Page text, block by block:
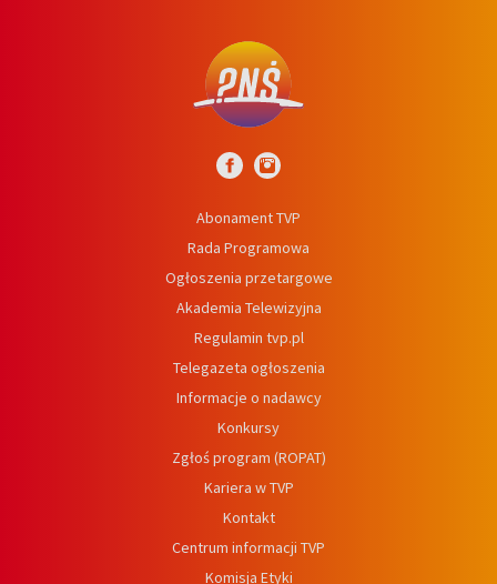
Abonament TVP
Rada Programowa
Ogłoszenia przetargowe
Akademia Telewizyjna
Regulamin tvp.pl
Telegazeta ogłoszenia
Informacje o nadawcy
Konkursy
Zgłoś program (ROPAT)
Kariera w TVP
Kontakt
Centrum informacji TVP
Komisja Etyki